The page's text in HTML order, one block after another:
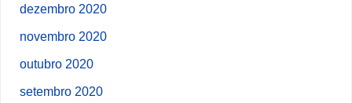
dezembro 2020
novembro 2020
outubro 2020
setembro 2020